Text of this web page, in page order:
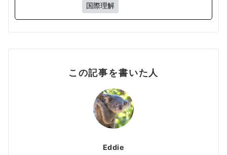
国際理解
この記事を書いた人
Eddie